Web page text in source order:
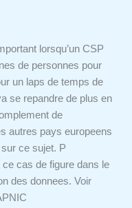
lorsqu’un CSP
de personnes pour
un laps de temps de
se repandre de plus en
de
autres pays europeens
ce sujet. P
cas de figure dans le
des donnees. Voir